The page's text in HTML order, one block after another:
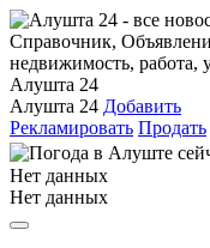
Алушта 24
Алушта 24 Добавить
Рекламировать Продать
Нет данных
Нет данных